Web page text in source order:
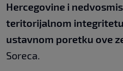
Hercegovine i
teritorijalnom
ustavnom poretku ove
Soreca.